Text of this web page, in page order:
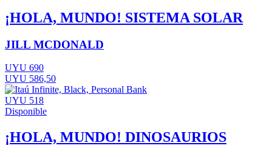
¡HOLA, MUNDO! SISTEMA SOLAR
JILL MCDONALD
UYU 690
UYU 586,50
UYU 518
Disponible
¡HOLA, MUNDO! DINOSAURIOS